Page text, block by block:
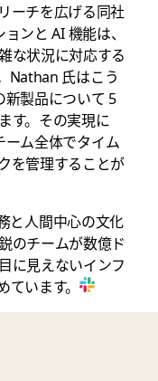
ーチを広げる同社
ンと AI 機能は、
な状況に対応する
Nathan 氏はこう
新製品について 5
す。その実現に
ーム全体でタイム
を管理することが
と人間中心の文化
のチームが数億ド
に見えないインフ
ています。